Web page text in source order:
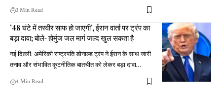
3 Min Read
’48 घंटे में तस्वीर साफ हो जाएगी’, ईरान वार्ता पर ट्रंप का
बड़ा दावा; बोले- होर्मुज जल मार्ग जल्द खुल सकता है
नई दिल्ली: अमेरिकी राष्ट्रपति डोनाल्ड ट्रंप ने ईरान के साथ जारी
तनाव और संभावित कूटनीतिक बातचीत को लेकर बड़ा दावा…
4 Min Read